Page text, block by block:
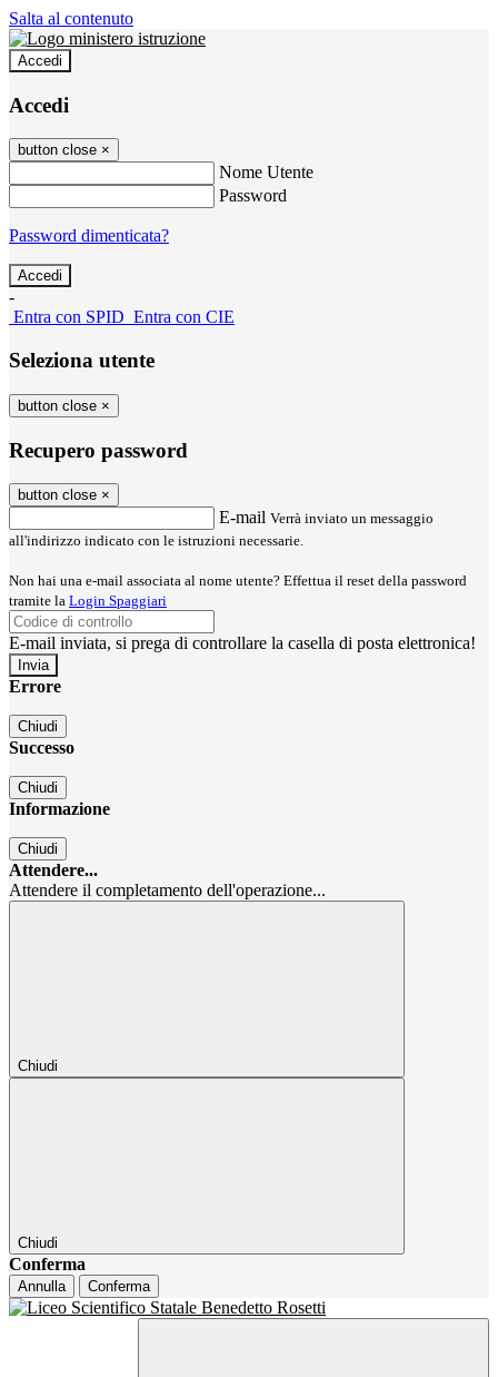
Salta al contenuto
Accedi
Accedi
button close ×
Nome Utente
Password
Password dimenticata?
-
Entra con SPID Entra con CIE
Seleziona utente
button close ×
Recupero password
button close ×
E-mail Verrà inviato un messaggio
all'indirizzo indicato con le istruzioni necessarie.
Non hai una e-mail associata al nome utente? Effettua il reset della password
tramite la Login Spaggiari
E-mail inviata, si prega di controllare la casella di posta elettronica!
Errore
Chiudi
Successo
Chiudi
Informazione
Chiudi
Attendere...
Attendere il completamento dell'operazione...
Chiudi
Chiudi
Conferma
Annulla Conferma